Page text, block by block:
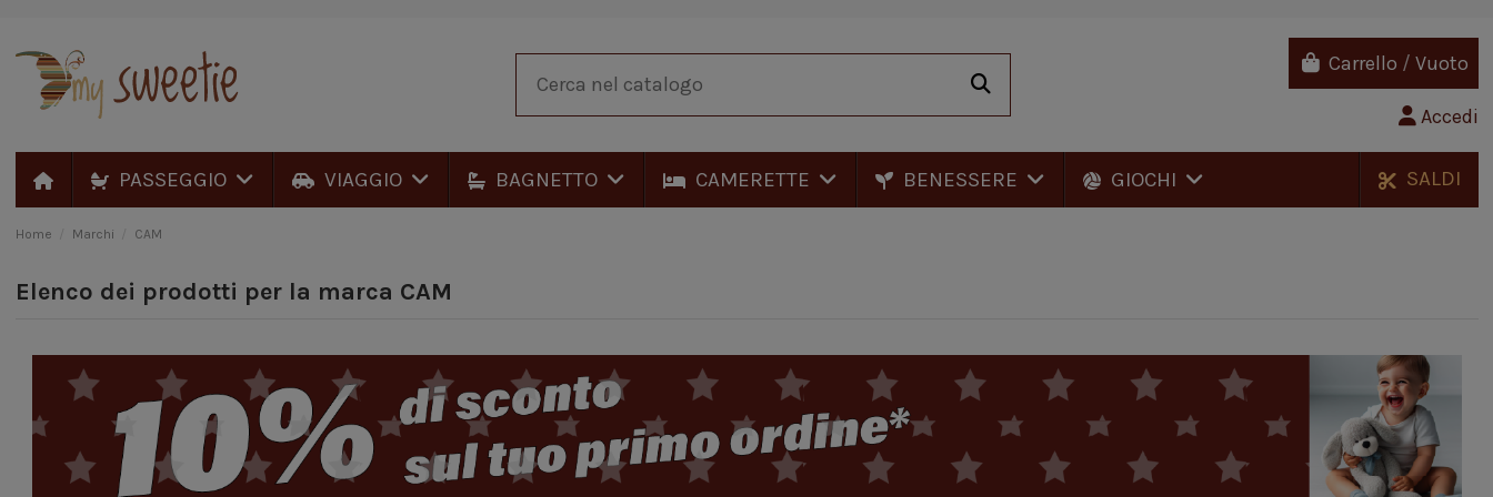
Carrello / Vuoto
Accedi
PASSEGGIO VIAGGIO BAGNETTO CAMERETTE BENESSERE GIOCHI SALDI
Home Marchi CAM
Elenco dei prodotti per la marca CAM